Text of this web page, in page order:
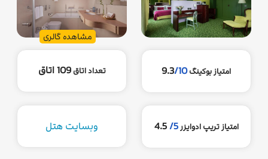
مشاهده گالری
امتیاز بوکینگ 9.3/10 تعداد اتاق109 اتاق
امتیاز تریپ ادوایزر5/
4.5 وبسایت هتل